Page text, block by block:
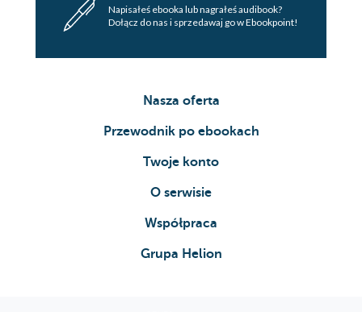
Napisałeś ebooka lub nagrałeś audibook?
Dołącz do nas i sprzedawaj go w Ebookpoint!
Nasza oferta
Przewodnik po ebookach
Twoje konto
O serwisie
Współpraca
Grupa Helion